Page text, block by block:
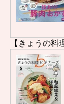
【きょうの料